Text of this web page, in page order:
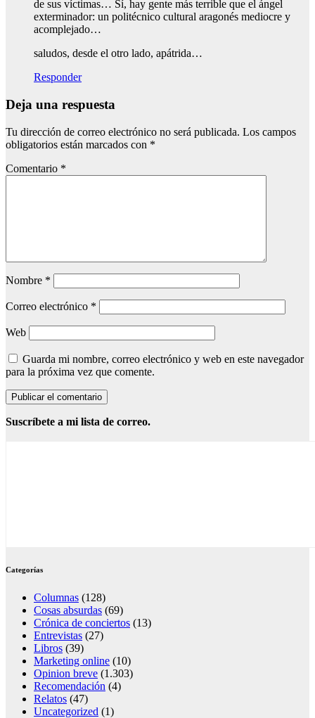
de sus víctimas… Sí, hay gente más terrible que el ángel
exterminador: un politécnico cultural aragonés mediocre y
acomplejado…
saludos, desde el otro lado, apátrida…
Responder
Deja una respuesta
Tu dirección de correo electrónico no será publicada. Los campos
obligatorios están marcados con *
Comentario *
Nombre *
Correo electrónico *
Web
Guarda mi nombre, correo electrónico y web en este navegador
para la próxima vez que comente.
Suscríbete a mi lista de correo.
Categorías
Columnas (128)
Cosas absurdas (69)
Crónica de conciertos (13)
Entrevistas (27)
Libros (39)
Marketing online (10)
Opinion breve (1.303)
Recomendación (4)
Relatos (47)
Uncategorized (1)